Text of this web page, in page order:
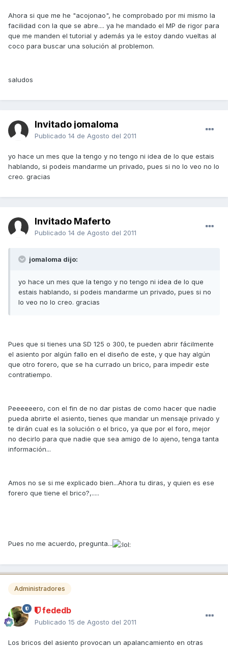
Ahora si que me he "acojonao", he comprobado por mi mismo la
facilidad con la que se abre.... ya he mandado el MP de rigor para
que me manden el tutorial y además ya le estoy dando vueltas al
coco para buscar una solución al problemon.
saludos
Invitado jomaloma
Publicado 14 de Agosto del 2011
yo hace un mes que la tengo y no tengo ni idea de lo que estais
hablando, si podeis mandarme un privado, pues si no lo veo no lo
creo. gracias
Invitado Maferto
Publicado 14 de Agosto del 2011
jomaloma dijo:
yo hace un mes que la tengo y no tengo ni idea de lo que
estais hablando, si podeis mandarme un privado, pues si no
lo veo no lo creo. gracias
Pues que si tienes una SD 125 o 300, te pueden abrir fácilmente
el asiento por algún fallo en el diseño de este, y que hay algún
que otro forero, que se ha currado un brico, para impedir este
contratiempo.
Peeeeeero, con el fin de no dar pistas de como hacer que nadie
pueda abrirte el asiento, tienes que mandar un mensaje privado y
te dirán cual es la solución o el brico, ya que por el foro, mejor
no decirlo para que nadie que sea amigo de lo ajeno, tenga tanta
información...
Amos no se si me explicado bien...Ahora tu diras, y quien es ese
forero que tiene el brico?,.....
Pues no me acuerdo, pregunta...
Administradores
fededb
Publicado 15 de Agosto del 2011
Los bricos del asiento provocan un apalancamiento en otras